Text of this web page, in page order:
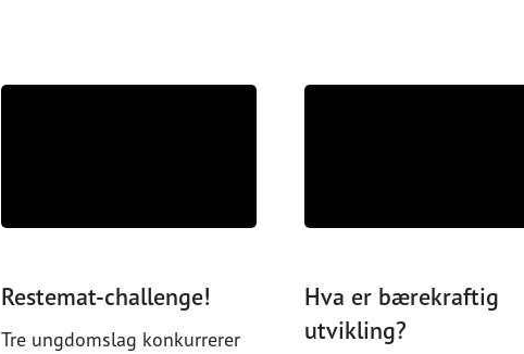
Restemat-challenge!
Tre ungdomslag konkurrerer
Hva er bærekraftig
utvikling?